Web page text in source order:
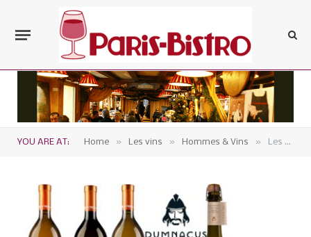
YOU ARE AT: Home » Les vins » Hommes & Vins » Les vignerons de Dumnacus fêtent leurs 75 ans